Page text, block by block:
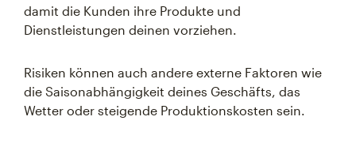
damit die Kunden ihre Produkte und
Dienstleistungen deinen vorziehen.
Risiken können auch andere externe Faktoren wie
die Saisonabhängigkeit deines Geschäfts, das
Wetter oder steigende Produktionskosten sein.